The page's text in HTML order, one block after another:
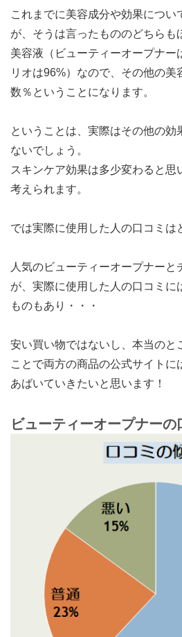
これまでに美容成分や効果につい
が、そうは言ったもののどちらも
美容液（ビューティーオープナー
リオは96%）なので、その他の
数％ということになります。
ということは、実際はその他の効
ないでしょう。
スキンケア効果は多少変わると思
考えられます。
では実際に使用した人の口コミは
人気のビューティーオープナーと
が、実際に使用した人の口コミに
ものもあり・・・
安い買い物ではないし、本当のと
ことで両方の商品の公式サイトに
あばいていきたいと思います！
ビューティーオープナーの